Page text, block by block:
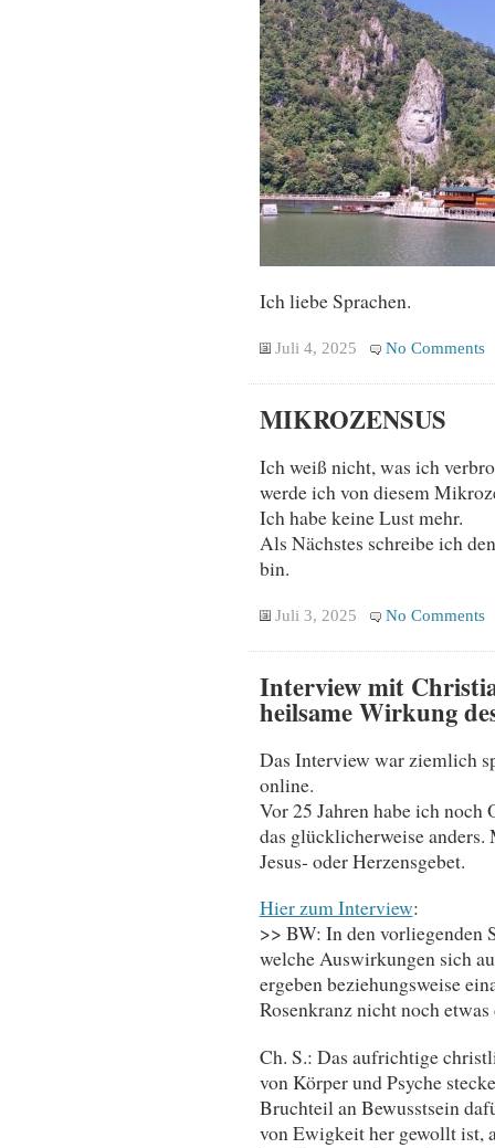
Ich liebe Sprachen.
Juli 4, 2025 No Comments
MIKROZENSUS
Ich weiß nicht, was ich
werde ich von diesem
Ich habe keine Lust mehr.
Als Nächstes schreibe ich
bin.
Juli 3, 2025 No Comments
Interview mit
heilsame Wirkung
Das Interview war ziemlich
online.
Vor 25 Jahren habe ich noch
das glücklicherweise
Jesus- oder Herzensgebet.
Hier zum Interview:
>> BW: In den vorliegenden
welche Auswirkungen sich
ergeben beziehungsweise
Rosenkranz nicht noch
Ch. S.: Das aufrichtige
von Körper und Psyche
Bruchteil an Bewusstsein
von Ewigkeit her gewollt ist,